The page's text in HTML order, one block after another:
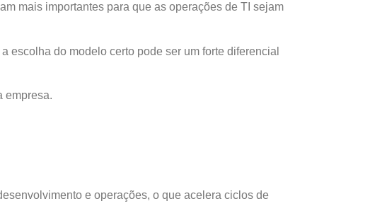
mais importantes para que as operações de TI sejam
escolha do modelo certo pode ser um forte diferencial
empresa.
e operações, o que acelera ciclos de